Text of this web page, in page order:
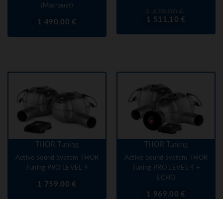
(Maxhaust)
Prix1 490,00 €
Prix
de
base
1 679,00 €
1 511,10 €
THOR Tuning
Active Sound System THOR
Tuning PRO LEVEL 4
Prix1 759,00 €
THOR Tuning
Active Sound System THOR
Tuning PRO LEVEL 4 +
ECHO
Prix1 969,00 €